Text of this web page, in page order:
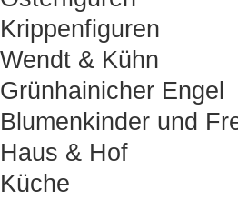
Krippenfiguren
Wendt & Kühn
Grünhainicher Engel
Blumenkinder und
Haus & Hof
Küche